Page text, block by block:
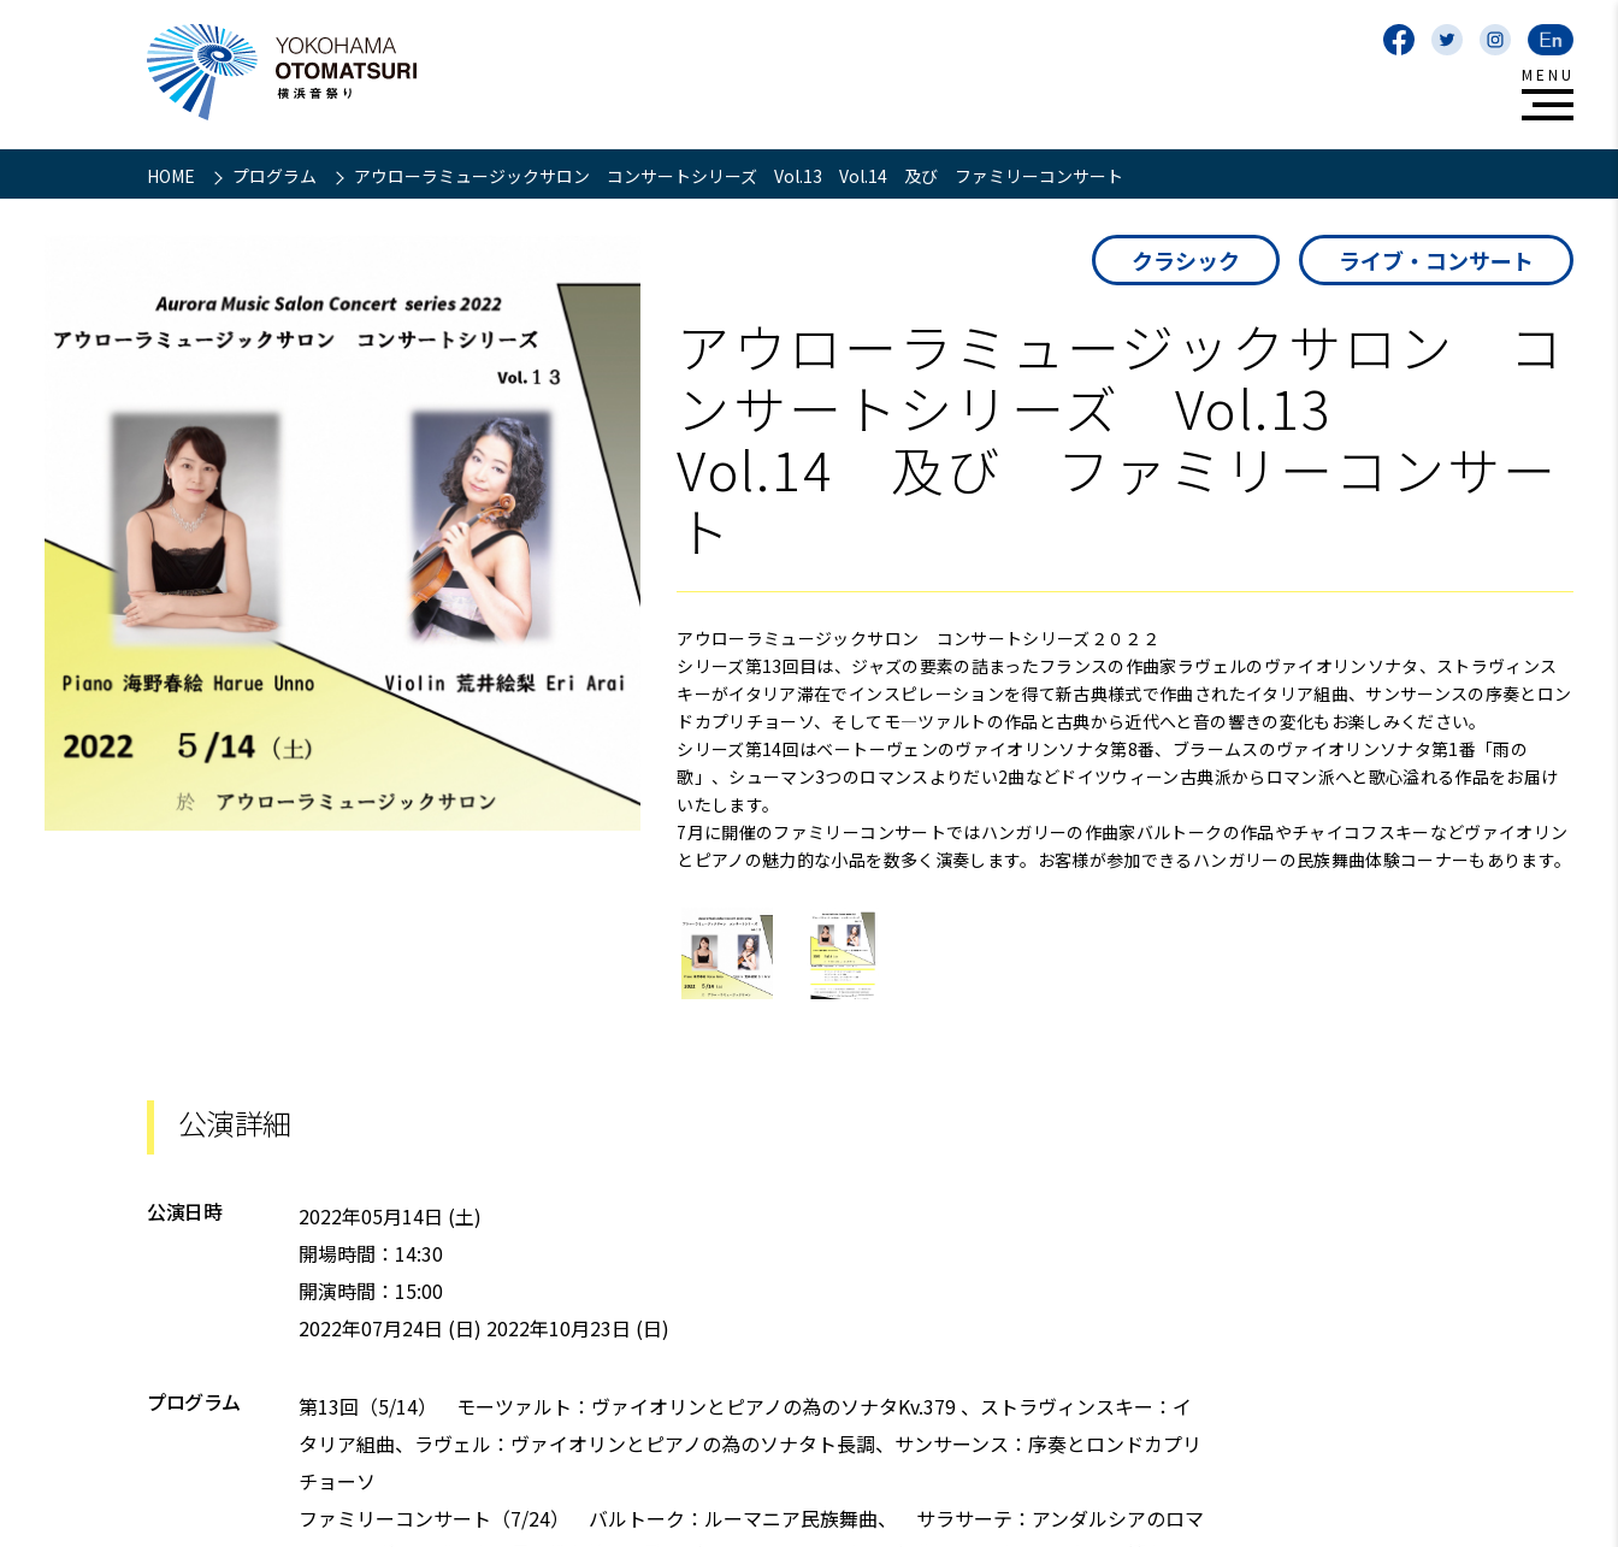
HOME プログラム アウローラミュージックサロン コンサートシリーズ Vol.13 Vol.14 及び ファミリーコンサート
クラシック ライブ・コンサート
アウローラミュージックサロン コ
ンサートシリーズ Vol.13
Vol.14 及び ファミリーコンサー
ト
アウローラミュージックサロン コンサートシリーズ２０２２
シリーズ第13回目は、ジャズの要素の詰まったフランスの作曲家ラヴェルのヴァイオリンソナタ、ストラヴィンス
キーがイタリア滞在でインスピレーションを得て新古典様式で作曲されたイタリア組曲、サンサーンスの序奏とロン
ドカプリチョーソ、そしてモ―ツァルトの作品と古典から近代へと音の響きの変化もお楽しみください。
シリーズ第14回はベートーヴェンのヴァイオリンソナタ第8番、ブラームスのヴァイオリンソナタ第1番「雨の
歌」、シューマン3つのロマンスよりだい2曲などドイツウィーン古典派からロマン派へと歌心溢れる作品をお届け
いたします。
7月に開催のファミリーコンサートではハンガリーの作曲家バルトークの作品やチャイコフスキーなどヴァイオリン
とピアノの魅力的な小品を数多く演奏します。お客様が参加できるハンガリーの民族舞曲体験コーナーもあります。
公演詳細
公演日時
2022年05月14日 (土)
開場時間：14:30
開演時間：15:00
2022年07月24日 (日) 2022年10月23日 (日)
プログラム
第13回（5/14） モーツァルト：ヴァイオリンとピアノの為のソナタKv.379 、ストラヴィンスキー：イ
タリア組曲、ラヴェル：ヴァイオリンとピアノの為のソナタト長調、サンサーンス：序奏とロンドカプリ
チョーソ
ファミリーコンサート（7/24） バルトーク：ルーマニア民族舞曲、 サラサーテ：アンダルシアのロマ